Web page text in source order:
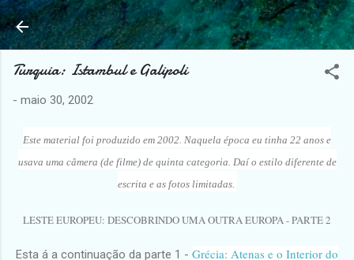
Pular para o conteúdo principal
Turquia: Istambul e Galipoli
- maio 30, 2002
Este material foi produzido em 2002. Naquela época eu tinha 22 anos e
usava uma câmera (de filme) de quinta categoria. Daí o estilo diferente de
escrita e as fotos limitadas.
LESTE EUROPEU: DESCOBRINDO UMA OUTRA EUROPA - PARTE 2
Esta á a continuação da parte 1 - Grécia: Atenas e o Interior do